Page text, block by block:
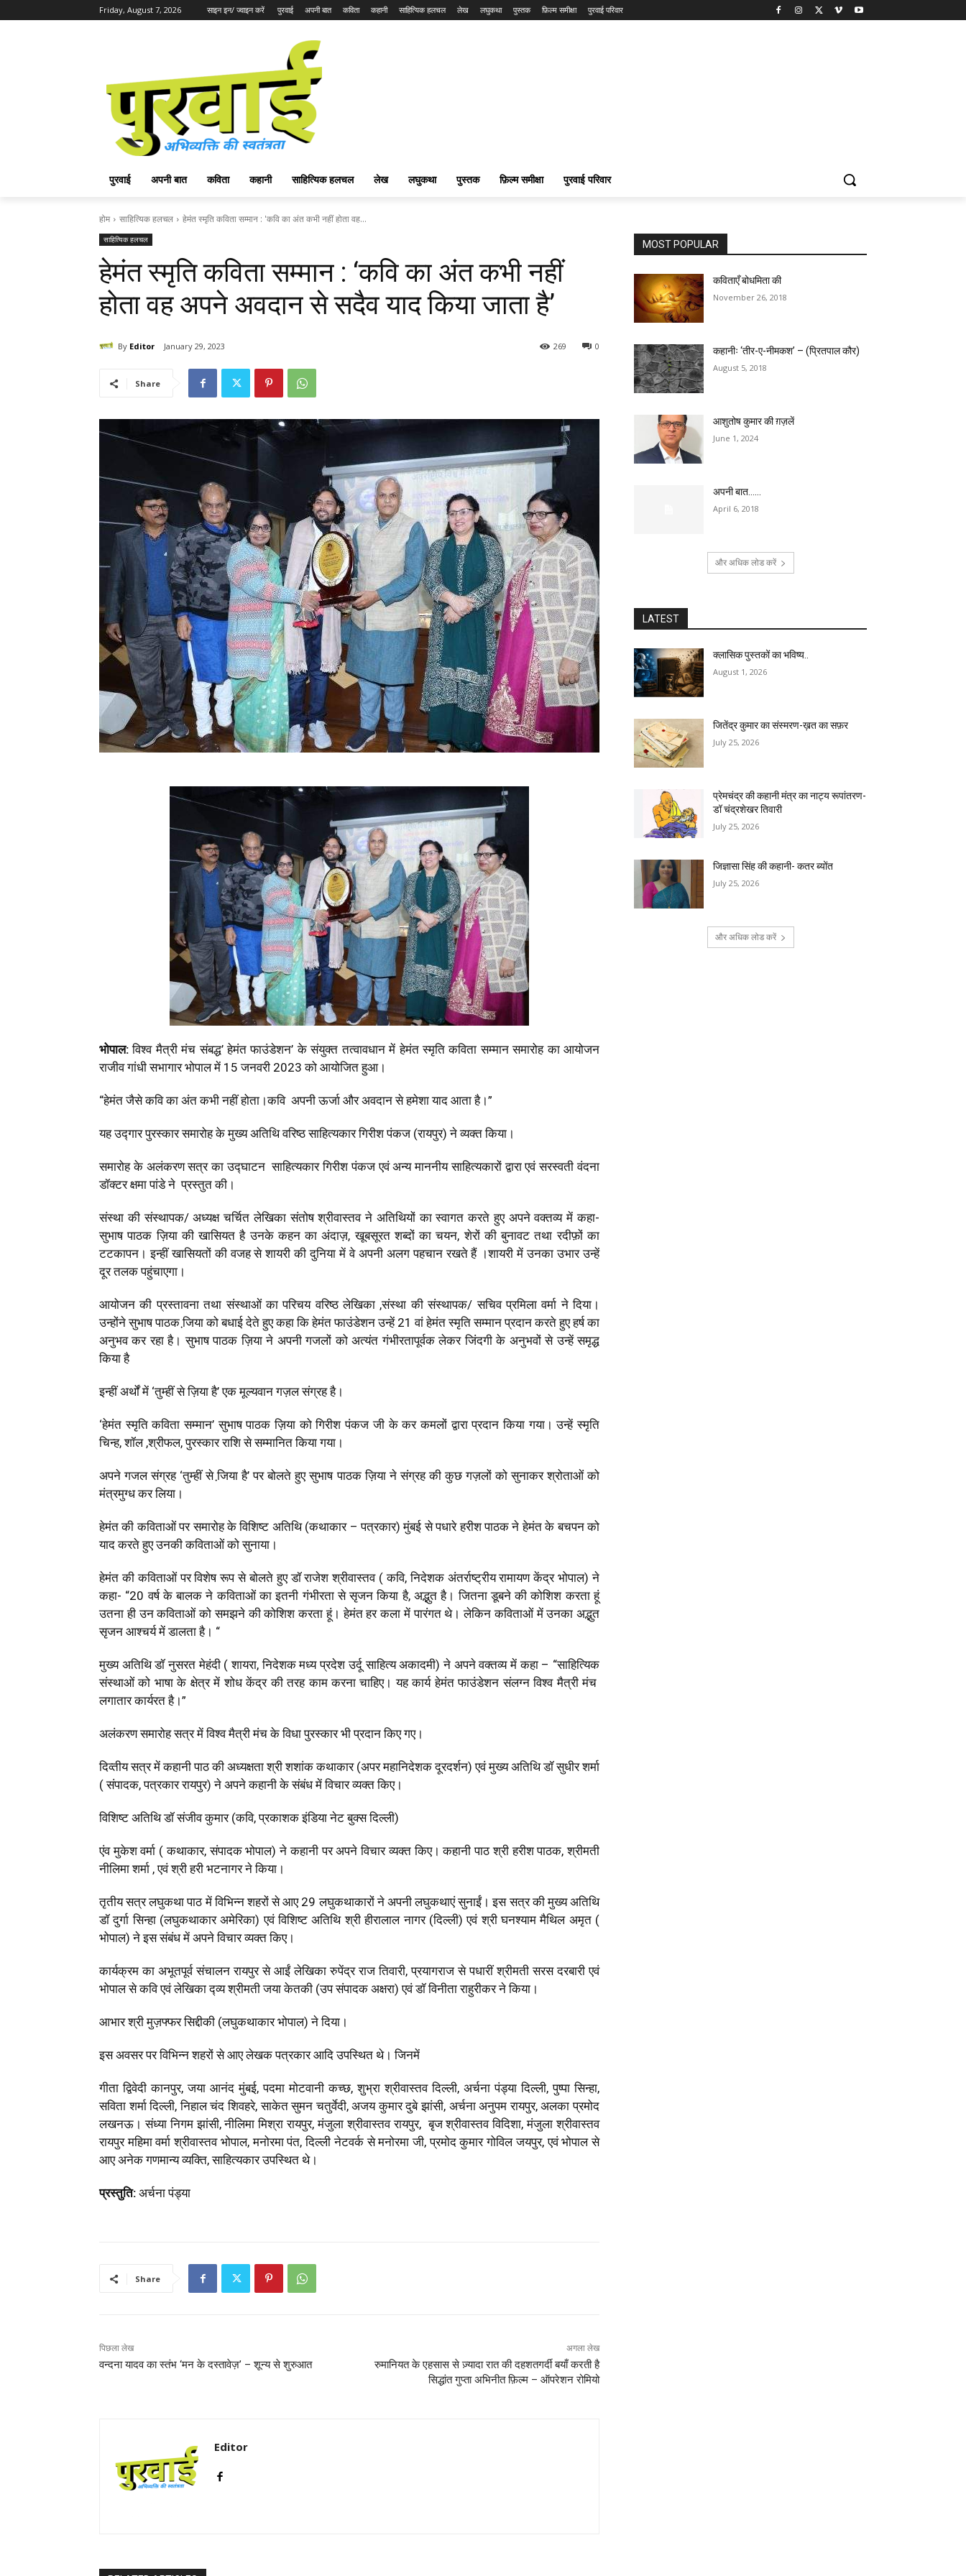
Friday, August 7, 2026 साइन इन/ ज्वाइन करें पुरवाई अपनी बात कविता कहानी साहित्यिक हलचल लेख लघुकथा पुस्तक फ़िल्म समीक्षा पुरवाई परिवार
पुरवाई अपनी बात कविता कहानी साहित्यिक हलचल लेख लघुकथा पुस्तक फ़िल्म समीक्षा पुरवाई परिवार
होम साहित्यिक हलचल हेमंत स्मृति कविता सम्मान : 'कवि का अंत कभी नहीं होता वह...
साहित्यिक हलचल
हेमंत स्मृति कविता सम्मान : ‘कवि का अंत कभी नहीं
होता वह अपने अवदान से सदैव याद किया जाता है’
By Editor January 29, 2023 0
269
Share
भोपाल: विश्व मैत्री मंच संबद्ध’ हेमंत फाउंडेशन’ के संयुक्त तत्वावधान में हेमंत स्मृति कविता सम्मान समारोह का आयोजन
राजीव गांधी सभागार भोपाल में 15 जनवरी 2023 को आयोजित हुआ।
“हेमंत जैसे कवि का अंत कभी नहीं होता।कवि अपनी ऊर्जा और अवदान से हमेशा याद आता है।”
यह उद्गार पुरस्कार समारोह के मुख्य अतिथि वरिष्ठ साहित्यकार गिरीश पंकज (रायपुर) ने व्यक्त किया।
समारोह के अलंकरण सत्र का उद्घाटन साहित्यकार गिरीश पंकज एवं अन्य माननीय साहित्यकारों द्वारा एवं सरस्वती वंदना
डॉक्टर क्षमा पांडे ने प्रस्तुत की।
संस्था की संस्थापक/ अध्यक्ष चर्चित लेखिका संतोष श्रीवास्तव ने अतिथियों का स्वागत करते हुए अपने वक्तव्य में कहा-
सुभाष पाठक ज़िया की खासियत है उनके कहन का अंदाज़, खूबसूरत शब्दों का चयन, शेरों की बुनावट तथा रदीफ़ों का
टटकापन। इन्हीं खासियतों की वजह से शायरी की दुनिया में वे अपनी अलग पहचान रखते हैं ।शायरी में उनका उभार उन्हें
दूर तलक पहुंचाएगा।
आयोजन की प्रस्तावना तथा संस्थाओं का परिचय वरिष्ठ लेखिका ,संस्था की संस्थापक/ सचिव प्रमिला वर्मा ने दिया।
उन्होंने सुभाष पाठक जि़या को बधाई देते हुए कहा कि हेमंत फाउंडेशन उन्हें 21 वां हेमंत स्मृति सम्मान प्रदान करते हुए हर्ष का
अनुभव कर रहा है। सुभाष पाठक ज़िया ने अपनी गजलों को अत्यंत गंभीरतापूर्वक लेकर जिंदगी के अनुभवों से उन्हें समृद्ध
किया है
इन्हीं अर्थों में ‘तुम्हीं से ज़िया है’ एक मूल्यवान गज़ल संग्रह है।
‘हेमंत स्मृति कविता सम्मान’ सुभाष पाठक ज़िया को गिरीश पंकज जी के कर कमलों द्वारा प्रदान किया गया। उन्हें स्मृति
चिन्ह, शॉल ,श्रीफल, पुरस्कार राशि से सम्मानित किया गया।
अपने गजल संग्रह ‘तुम्हीं से जि़या है’ पर बोलते हुए सुभाष पाठक ज़िया ने संग्रह की कुछ गज़लों को सुनाकर श्रोताओं को
मंत्रमुग्ध कर लिया।
हेमंत की कविताओं पर समारोह के विशिष्ट अतिथि (कथाकार – पत्रकार) मुंबई से पधारे हरीश पाठक ने हेमंत के बचपन को
याद करते हुए उनकी कविताओं को सुनाया।
हेमंत की कविताओं पर विशेष रूप से बोलते हुए डॉ राजेश श्रीवास्तव ( कवि, निदेशक अंतर्राष्ट्रीय रामायण केंद्र भोपाल) ने
कहा- “20 वर्ष के बालक ने कविताओं का इतनी गंभीरता से सृजन किया है, अद्भुत है। जितना डूबने की कोशिश करता हूं
उतना ही उन कविताओं को समझने की कोशिश करता हूं। हेमंत हर कला में पारंगत थे। लेकिन कविताओं में उनका अद्भुत
सृजन आश्चर्य में डालता है। “
मुख्य अतिथि डॉ नुसरत मेहंदी ( शायरा, निदेशक मध्य प्रदेश उर्दू साहित्य अकादमी) ने अपने वक्तव्य में कहा – “साहित्यिक
संस्थाओं को भाषा के क्षेत्र में शोध केंद्र की तरह काम करना चाहिए। यह कार्य हेमंत फाउंडेशन संलग्न विश्व मैत्री मंच
लगातार कार्यरत है।”
अलंकरण समारोह सत्र में विश्व मैत्री मंच के विधा पुरस्कार भी प्रदान किए गए।
दिव्तीय सत्र में कहानी पाठ की अध्यक्षता श्री शशांक कथाकार (अपर महानिदेशक दूरदर्शन) एवं मुख्य अतिथि डॉ सुधीर शर्मा
( संपादक, पत्रकार रायपुर) ने अपने कहानी के संबंध में विचार व्यक्त किए।
विशिष्ट अतिथि डॉ संजीव कुमार (कवि, प्रकाशक इंडिया नेट बुक्स दिल्ली)
एंव मुकेश वर्मा ( कथाकार, संपादक भोपाल) ने कहानी पर अपने विचार व्यक्त किए। कहानी पाठ श्री हरीश पाठक, श्रीमती
नीलिमा शर्मा , एवं श्री हरी भटनागर ने किया।
तृतीय सत्र लघुकथा पाठ में विभिन्न शहरों से आए 29 लघुकथाकारों ने अपनी लघुकथाएं सुनाईं। इस सत्र की मुख्य अतिथि
डॉ दुर्गा सिन्हा (लघुकथाकार अमेरिका) एवं विशिष्ट अतिथि श्री हीरालाल नागर (दिल्ली) एवं श्री घनश्याम मैथिल अमृत (
भोपाल) ने इस संबंध में अपने विचार व्यक्त किए।
कार्यक्रम का अभूतपूर्व संचालन रायपुर से आईं लेखिका रुपेंद्र राज तिवारी, प्रयागराज से पधारीं श्रीमती सरस दरबारी एवं
भोपाल से कवि एवं लेखिका द्व्य श्रीमती जया केतकी (उप संपादक अक्षरा) एवं डॉ विनीता राहुरीकर ने किया।
आभार श्री मुज़फ्फर सिद्दीकी (लघुकथाकार भोपाल) ने दिया।
इस अवसर पर विभिन्न शहरों से आए लेखक पत्रकार आदि उपस्थित थे। जिनमें
गीता द्विवेदी कानपुर, जया आनंद मुंबई, पदमा मोटवानी कच्छ, शुभ्रा श्रीवास्तव दिल्ली, अर्चना पंड्या दिल्ली, पुष्पा सिन्हा,
सविता शर्मा दिल्ली, निहाल चंद शिवहरे, साकेत सुमन चतुर्वेदी, अजय कुमार दुबे झांसी, अर्चना अनुपम रायपुर, अलका प्रमोद
लखनऊ। संध्या निगम झांसी, नीलिमा मिश्रा रायपुर, मंजुला श्रीवास्तव रायपुर, बृज श्रीवास्तव विदिशा, मंजुला श्रीवास्तव
रायपुर महिमा वर्मा श्रीवास्तव भोपाल, मनोरमा पंत, दिल्ली नेटवर्क से मनोरमा जी, प्रमोद कुमार गोविल जयपुर, एवं भोपाल से
आए अनेक गणमान्य व्यक्ति, साहित्यकार उपस्थित थे।
प्रस्तुति: अर्चना पंड्या
Share
पिछला लेख
वन्दना यादव का स्तंभ ‘मन के दस्तावेज़’ – शून्य से शुरुआत
अगला लेख
रुमानियत के एहसास से ज़्यादा रात की दहशतगर्दी बयाँ करती है
सिद्धांत गुप्ता अभिनीत फ़िल्म – ऑपरेशन रोमियो
Editor
MOST POPULAR
कविताएँ बोधमिता की
November 26, 2018
कहानीः ‘तीर-ए-नीमकश’ – (प्रितपाल कौर)
August 5, 2018
आशुतोष कुमार की ग़ज़लें
June 1, 2024
अपनी बात……
April 6, 2018
और अधिक लोड करें
LATEST
क्लासिक पुस्तकों का भविष्य..
August 1, 2026
जितेंद्र कुमार का संस्मरण-ख़त का सफ़र
July 25, 2026
प्रेमचंद्र की कहानी मंत्र का नाट्य रूपांतरण-
डॉ चंद्रशेखर तिवारी
July 25, 2026
जिज्ञासा सिंह की कहानी- कतर ब्योंत
July 25, 2026
और अधिक लोड करें